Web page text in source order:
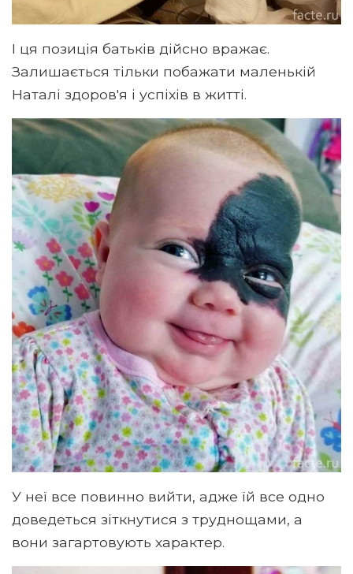
І ця позиція батьків дійсно вражає.
Залишається тільки побажати маленькій
Наталі здоров'я і успіхів в житті.
У неї все повинно вийти, адже їй все одно
доведеться зіткнутися з труднощами, а
вони загартовують характер.